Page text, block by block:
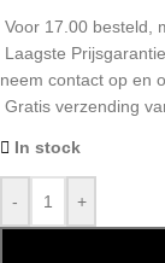
Voor 17.00 besteld,
Laagste
neem contact op en
Gratis verzending
In stock
- +